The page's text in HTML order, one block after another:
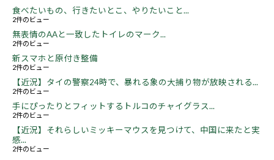
食べたいもの、行きたいとこ、やりたいこと...
2件のビュー
無表情のAAと一致したトイレのマーク...
2件のビュー
新スマホと原付き整備
2件のビュー
【近況】タイの警察24時で、暴れる象の大捕り物が放映される...
2件のビュー
手にぴったりとフィットするトルコのチャイグラス...
2件のビュー
【近況】それらしいミッキーマウスを見つけて、中国に来たと実
感...
2件のビュー